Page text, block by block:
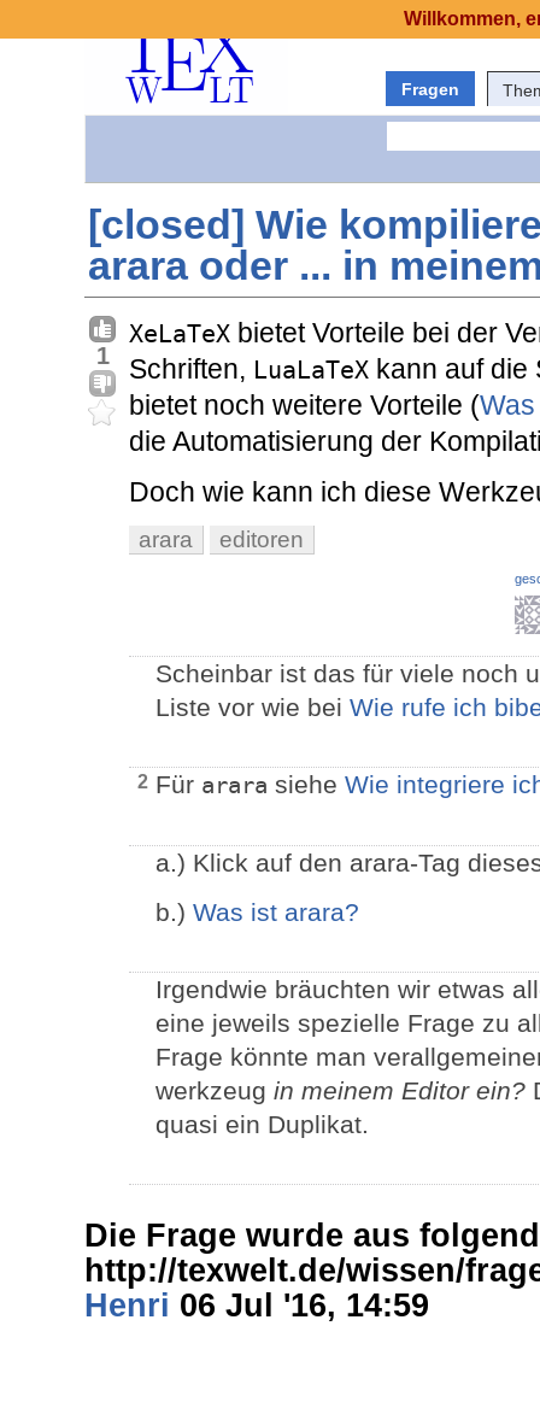
Fragen
[closed] Wie
arara oder ... in
1
XeLaTeX bietet Vorteile bei der
Schriften, LuaLaTeX kann auf
bietet noch weitere Vorteile (
die Automatisierung der
Doch wie kann ich diese
arara editoren
Scheinbar ist das für viele noch
Liste vor wie bei Wie rufe ich
2 Für arara siehe Wie integriere
a.) Klick auf den arara-Tag
b.) Was ist arara?
Irgendwie bräuchten wir etwas
eine jeweils spezielle Frage zu
Frage könnte man
werkzeug in meinem Editor ein?
quasi ein Duplikat.
Die Frage wurde aus
http://texwelt.de/wissen/
Henri 06 Jul '16, 14:59
Willkommen,